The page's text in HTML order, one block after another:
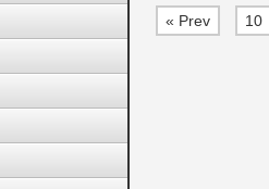
« Prev 10